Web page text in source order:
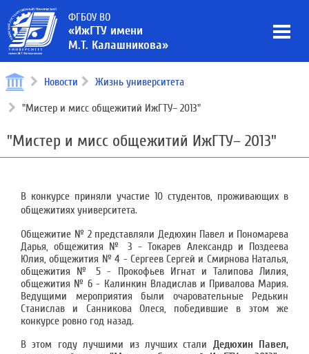
ФГБОУ ВО
«ИжГТУ имени
М.Т. Калашникова»
Новости Жизнь университета
"Мистер и мисс общежитий ИжГТУ– 2013"
"Мистер и мисс общежитий ИжГТУ– 2013"
В конкурсе приняли участие 10 студентов, проживающих в
общежитиях университета.
Общежитие № 2 представляли Дедюхин Павел и Пономарева
Дарья, общежития № 3 - Токарев Александр и Поздеева
Юлия, общежития № 4 - Сергеев Сергей и Смирнова Наталья,
общежития № 5 - Прокофьев Игнат и Талипова Лилия,
общежития № 6 - Калинкин Владислав и Привалова Мария.
Ведущими мероприятия были очаровательные Редькин
Станислав и Санникова Олеся, победившие в этом же
конкурсе ровно год назад.
В этом году лучшими из лучших стали Дедюхин Павел,